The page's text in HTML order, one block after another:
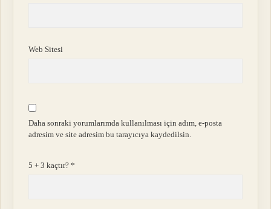
Web Sitesi
Daha sonraki yorumlarımda kullanılması için adım, e-posta
adresim ve site adresim bu tarayıcıya kaydedilsin.
5 + 3 kaçtır?*